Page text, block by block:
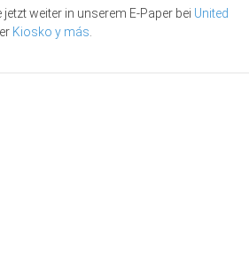
jetzt weiter in unserem E-Paper bei United
Kiosko y más